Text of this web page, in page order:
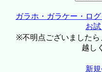
ガラホ・ガラケー・ロ
お
※不明点ございました
越し
新